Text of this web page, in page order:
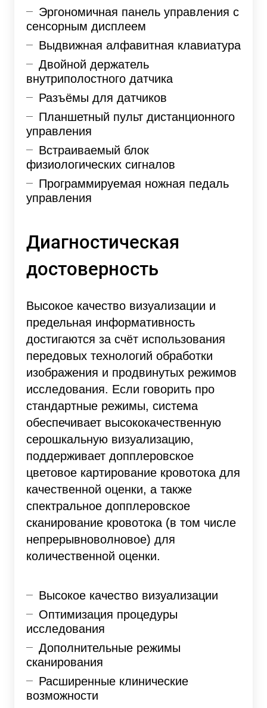
Эргономичная панель управления с
сенсорным дисплеем
Выдвижная алфавитная клавиатура
Двойной держатель
внутриполостного датчика
Разъёмы для датчиков
Планшетный пульт дистанционного
управления
Встраиваемый блок
физиологических сигналов
Программируемая ножная педаль
управления
Диагностическая
достоверность
Высокое качество визуализации и
предельная информативность
достигаются за счёт использования
передовых технологий обработки
изображения и продвинутых режимов
исследования. Если говорить про
стандартные режимы, система
обеспечивает высококачественную
серошкальную визуализацию,
поддерживает допплеровское
цветовое картирование кровотока для
качественной оценки, а также
спектральное допплеровское
сканирование кровотока (в том числе
непрерывноволновое) для
количественной оценки.
Высокое качество визуализации
Оптимизация процедуры
исследования
Дополнительные режимы
сканирования
Расширенные клинические
возможности